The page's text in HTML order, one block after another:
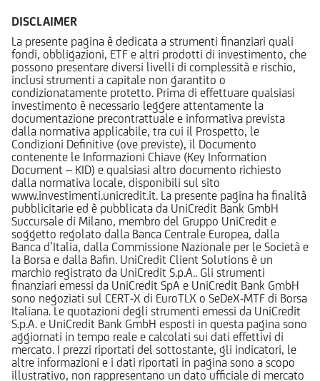
DISCLAIMER
La presente pagina è dedicata a strumenti finanziari quali
fondi, obbligazioni, ETF e altri prodotti di investimento, che
possono presentare diversi livelli di complessità e rischio,
inclusi strumenti a capitale non garantito o
condizionatamente protetto. Prima di effettuare qualsiasi
investimento è necessario leggere attentamente la
documentazione precontrattuale e informativa prevista
dalla normativa applicabile, tra cui il Prospetto, le
Condizioni Definitive (ove previste), il Documento
contenente le Informazioni Chiave (Key Information
Document – KID) e qualsiasi altro documento richiesto
dalla normativa locale, disponibili sul sito
www.investimenti.unicredit.it. La presente pagina ha finalità
pubblicitarie ed è pubblicata da UniCredit Bank GmbH
Succursale di Milano, membro del Gruppo UniCredit e
soggetto regolato dalla Banca Centrale Europea, dalla
Banca d’Italia, dalla Commissione Nazionale per le Società e
la Borsa e dalla Bafin. UniCredit Client Solutions è un
marchio registrato da UniCredit S.p.A.. Gli strumenti
finanziari emessi da UniCredit SpA e UniCredit Bank GmbH
sono negoziati sul CERT-X di EuroTLX o SeDeX-MTF di Borsa
Italiana. Le quotazioni degli strumenti emessi da UniCredit
S.p.A. e UniCredit Bank GmbH esposti in questa pagina sono
aggiornati in tempo reale e calcolati sui dati effettivi di
mercato. I prezzi riportati del sottostante, gli indicatori, le
altre informazioni e i dati riportati in pagina sono a scopo
illustrativo, non rappresentano un dato ufficiale di mercato